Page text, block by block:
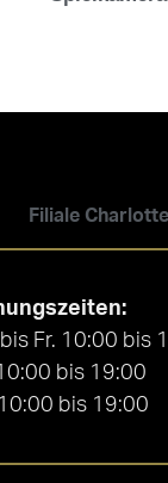
Filiale
Fr. 10:00 bis
bis 19:00
bis 19:00